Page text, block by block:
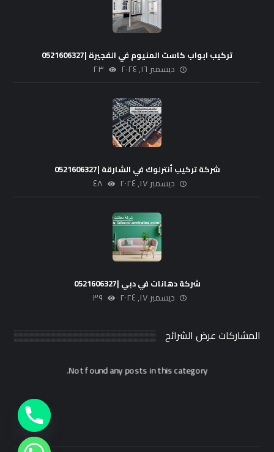
تركيب ابواب كاست المنيوم في الفجيرة |0521606327
ديسمبر ١٦, ٢٠٢٤ ٢٣
شركة تركيب أنترلوك في الشارقة |0521606327
ديسمبر ١٧, ٢٠٢٤ ٤٨
شركة دهانات في دبي |0521606327
ديسمبر ١٧, ٢٠٢٤ ٣٩
المشاركات عرض الشرائح
Not found any posts in this category.